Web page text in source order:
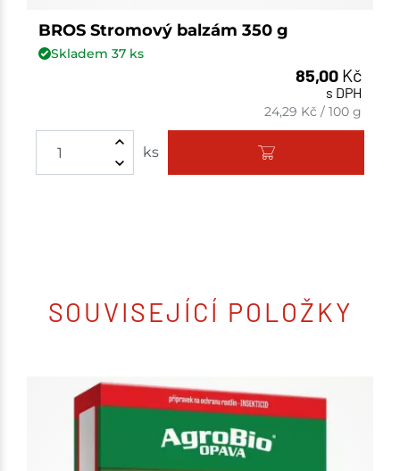
BROS Stromový balzám 350 g
Skladem 37ks
85,00 Kč
s DPH
24,29 Kč /100 g
ks
SOUVISEJÍCÍ POLOŽKY